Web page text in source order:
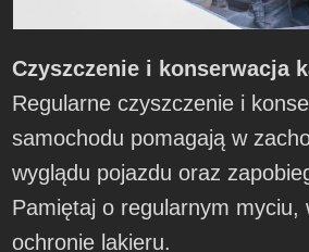
Czyszczenie i konserwacja
Regularne czyszczenie i
samochodu pomagają w
wyglądu pojazdu oraz
Pamiętaj o regularnym myciu,
ochronie lakieru.